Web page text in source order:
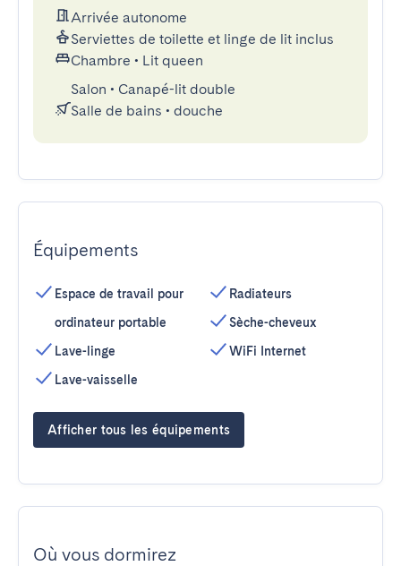
Arrivée autonome
Serviettes de toilette et linge de lit inclus
Chambre • Lit queen
Salon • Canapé-lit double
Salle de bains • douche
Équipements
Espace de travail pour
ordinateur portable
Lave-linge
Lave-vaisselle
Radiateurs
Sèche-cheveux
WiFi Internet
Afficher tous les équipements
Où vous dormirez